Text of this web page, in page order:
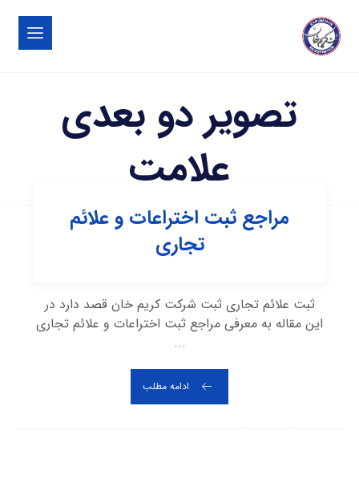
تصویر دو بعدی
علامت
مراجع ثبت اختراعات و علائم
تجاری
ثبت علائم تجاری ثبت شرکت کریم خان قصد دارد در
این مقاله به معرفی مراجع ثبت اختراعات و علائم تجاری
...
ادامه مطلب